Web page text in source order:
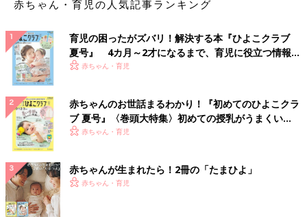
赤ちゃん・育児の人気記事ランキング
育児の困ったがズバリ！解決する本『ひよこクラブ
夏号』 4カ月～2才になるまで、育児に役立つ情報が
いっぱい！
赤ちゃん・育児
赤ちゃんのお世話まるわかり！『初めてのひよこクラ
ブ 夏号』〈巻頭大特集〉初めての授乳がうまくい
く！ おっぱい・ミルクの基本と夏のトラブル 解決テ
赤ちゃん・育児
赤ちゃんが生まれたら！2冊の「たまひよ」
赤ちゃん・育児